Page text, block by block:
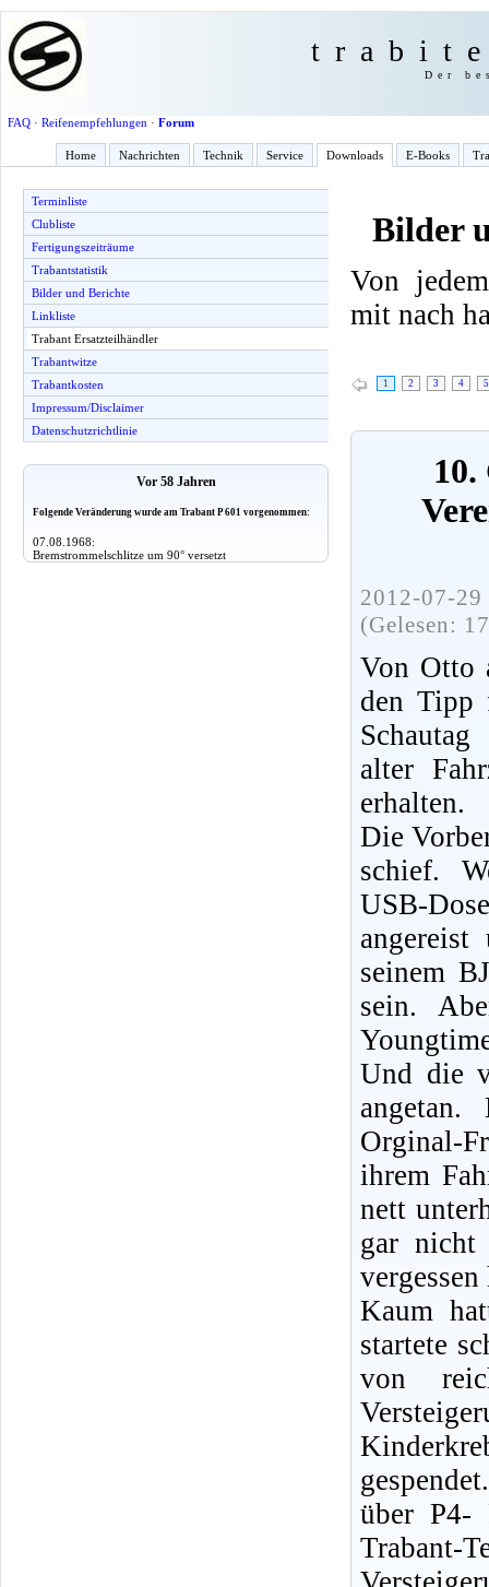
Der
FAQ· Reifenempfehlungen · Forum
Home Nachrichten Technik Service Downloads E-Books
Terminliste
Clubliste
Fertigungszeiträume
Trabantstatistik
Bilder und Berichte
Linkliste
Trabant Ersatzteilhändler
Trabantwitze
Trabantkosten
Impressum/Disclaimer
Datenschutzrichtlinie
Vor 58 Jahren
Folgende Veränderung wurde am Trabant P 601 vorgenommen:
07.08.1968:
Bremstrommelschlitze um 90° versetzt
Bilder
Von
mit nach
1 2 3 4 5
2012-07-
(Gelesen:
Von Otto
den Tipp
alter
erhalten.
Die
schief.
USB-
seinem
sein.
Und die
Orginal-
ihrem
nett
gar nicht
vergessen
Kaum
startete
von
über P4-